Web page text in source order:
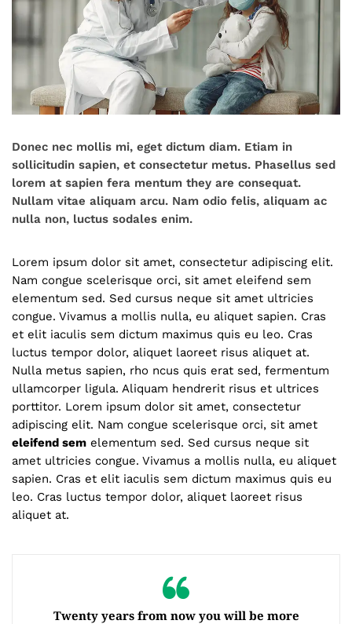
Donec nec mollis mi, eget dictum diam. Etiam in
sollicitudin sapien, et consectetur metus. Phasellus sed
lorem at sapien fera mentum they are consequat.
Nullam vitae aliquam arcu. Nam odio felis, aliquam ac
nulla non, luctus sodales enim.
Lorem ipsum dolor sit amet, consectetur adipiscing elit.
Nam congue scelerisque orci, sit amet eleifend sem
elementum sed. Sed cursus neque sit amet ultricies
congue. Vivamus a mollis nulla, eu aliquet sapien. Cras
et elit iaculis sem dictum maximus quis eu leo. Cras
luctus tempor dolor, aliquet laoreet risus aliquet at.
Nulla metus sapien, rho ncus quis erat sed, fermentum
ullamcorper ligula. Aliquam hendrerit risus et ultrices
porttitor. Lorem ipsum dolor sit amet, consectetur
adipiscing elit. Nam congue scelerisque orci, sit amet
eleifend sem elementum sed. Sed cursus neque sit
amet ultricies congue. Vivamus a mollis nulla, eu aliquet
sapien. Cras et elit iaculis sem dictum maximus quis eu
leo. Cras luctus tempor dolor, aliquet laoreet risus
aliquet at.
Twenty years from now you will be more